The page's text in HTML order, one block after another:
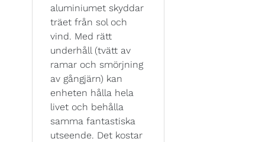
aluminiumet skyddar
träet från sol och
vind. Med rätt
underhåll (tvätt av
ramar och smörjning
av gångjärn) kan
enheten hålla hela
livet och behålla
samma fantastiska
utseende. Det kostar